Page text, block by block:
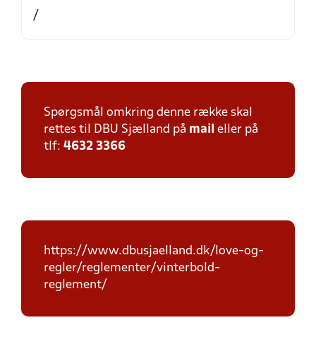
/
Spørgsmål omkring denne række skal
rettes til DBU Sjælland på mail eller på
tlf: 4632 3366
https://www.dbusjaelland.dk/love-og-
regler/reglementer/vinterbold-
reglement/